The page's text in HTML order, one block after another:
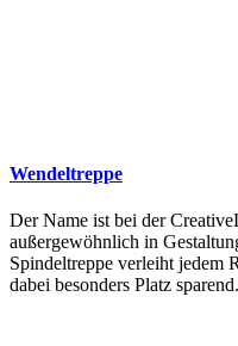
Wendeltreppe
Der Name ist bei der
außergewöhnlich in
Spindeltreppe verleiht jedem
dabei besonders Platz sparend.